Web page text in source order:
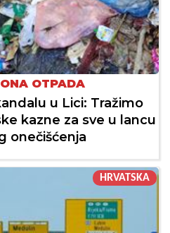
OTPADA
u Lici: Tražimo
kazne za sve u lancu
onečišćenja
HRVATSKA